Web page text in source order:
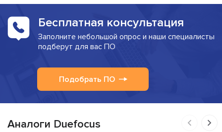
Бесплатная консультация
Заполните небольшой опрос и наши специалисты
подберут для вас ПО
Подобрать ПО
Аналоги Duefocus